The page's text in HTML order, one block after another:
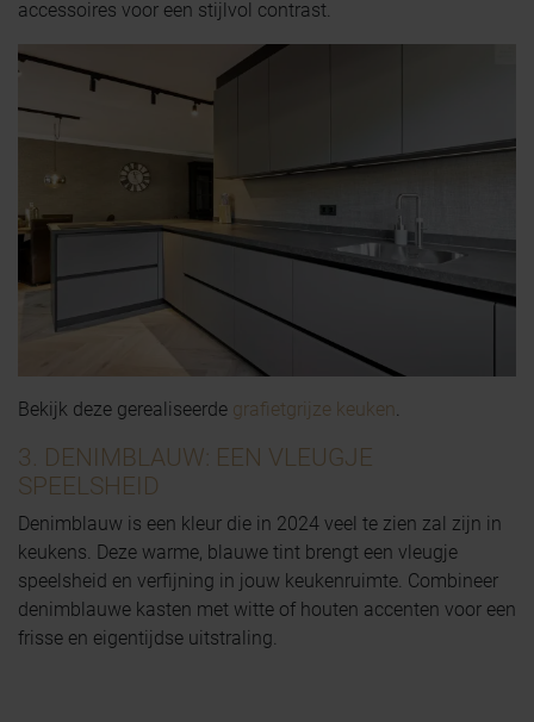
accessoires voor een stijlvol contrast.
Bekijk deze gerealiseerde grafietgrijze keuken.
3. DENIMBLAUW: EEN VLEUGJE
SPEELSHEID
Denimblauw is een kleur die in 2024 veel te zien zal zijn in
keukens. Deze warme, blauwe tint brengt een vleugje
speelsheid en verfijning in jouw keukenruimte. Combineer
denimblauwe kasten met witte of houten accenten voor een
frisse en eigentijdse uitstraling.